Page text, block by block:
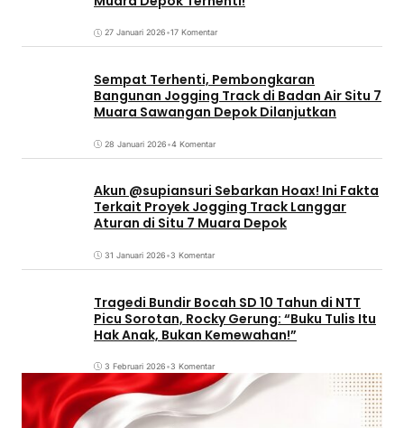
27 Januari 2026•17 Komentar
Sempat Terhenti, Pembongkaran
Bangunan Jogging Track di Badan Air Situ 7
Muara Sawangan Depok Dilanjutkan
28 Januari 2026•4 Komentar
Akun @supiansuri Sebarkan Hoax! Ini Fakta
Terkait Proyek Jogging Track Langgar
Aturan di Situ 7 Muara Depok
31 Januari 2026•3 Komentar
Tragedi Bundir Bocah SD 10 Tahun di NTT
Picu Sorotan, Rocky Gerung: “Buku Tulis Itu
Hak Anak, Bukan Kemewahan!”
3 Februari 2026•3 Komentar